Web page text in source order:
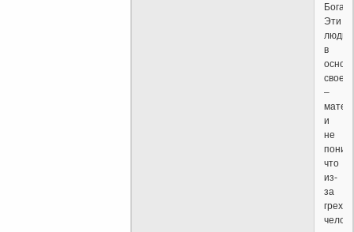
Бога!
Эти
люди,
в
своей
–
и
не
что
из-
за
грехов